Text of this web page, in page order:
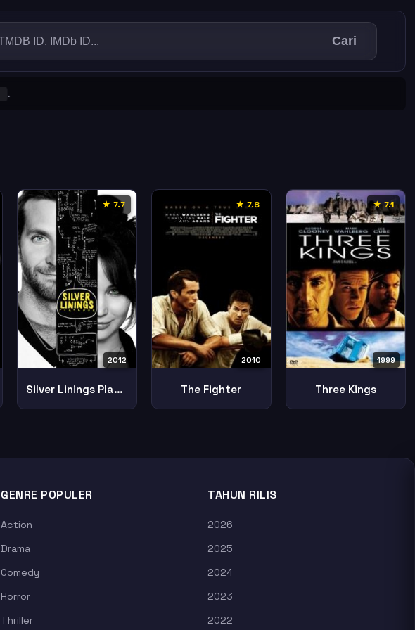
Cari
★ 7.7
2012
Silver Linings Playbook
★ 7.8
2010
The Fighter
★ 7.1
1999
Three Kings
GENRE POPULER
Action
Drama
Comedy
Horror
Thriller
TAHUN RILIS
2026
2025
2024
2023
2022